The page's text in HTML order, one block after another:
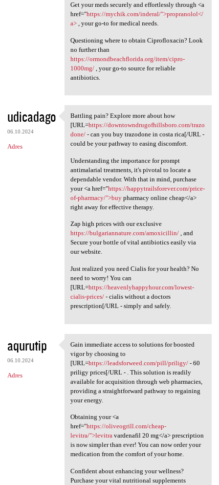
Get your meds securely and effortlessly through <a
href="https://mychik.com/inderal/">propranolol</
a>, your go-to for medical needs.
Questioning where to obtain Ciprofloxacin? Look
no further than
https://ormondbeachflorida.org/item/cipro-
1000mg/, your go-to source for reliable
antibiotics.
udicadago
06.10.2024
Adres
Battling pain? Explore more
Battling pain? Explore more about how
[URL=https://downtowndrugofhillsboro.com/trazo
done/- can you buy trazodone in costa rica[/URL -
could be your pathway to easing discomfort.
Understanding the importance for prompt
antimalarial treatments, it's pivotal to locate a
dependable vendor. With that in mind, purchase
your <a href="https://happytrailsforever.com/price-
of-pharmacy/">buypharmacy online cheap</a>
right away for effective therapy.
Zap high prices with our exclusive
https://bulgariannature.com/amoxicillin/, and
Secure your bottle of vital antibiotics easily via
our website.
Just realized you need Cialis for your health? No
need to worry! You can
[URL=https://heavenlyhappyhour.com/lowest-
cialis-prices/- cialis without a doctors
prescription[/URL - simply and safely.
aqurutip
06.10.2024
Adres
Gain immediate access to
Gain immediate access to solutions for boosted
vigor by choosing to
[URL=https://leadsforweed.com/pill/priligy/- 60
priligy prices[/URL - . This solution is readily
available for acquisition through web pharmacies,
providing a straightforward pathway to regaining
your energy.
Obtaining your <a
href="https://oliveogrill.com/cheap-
levitra/">levitravardenafil 20 mg</a> prescription
is now simpler than ever! You can now order your
medication from the comfort of your home.
Confident about enhancing your wellness?
Purchase your vital nutritional supplements